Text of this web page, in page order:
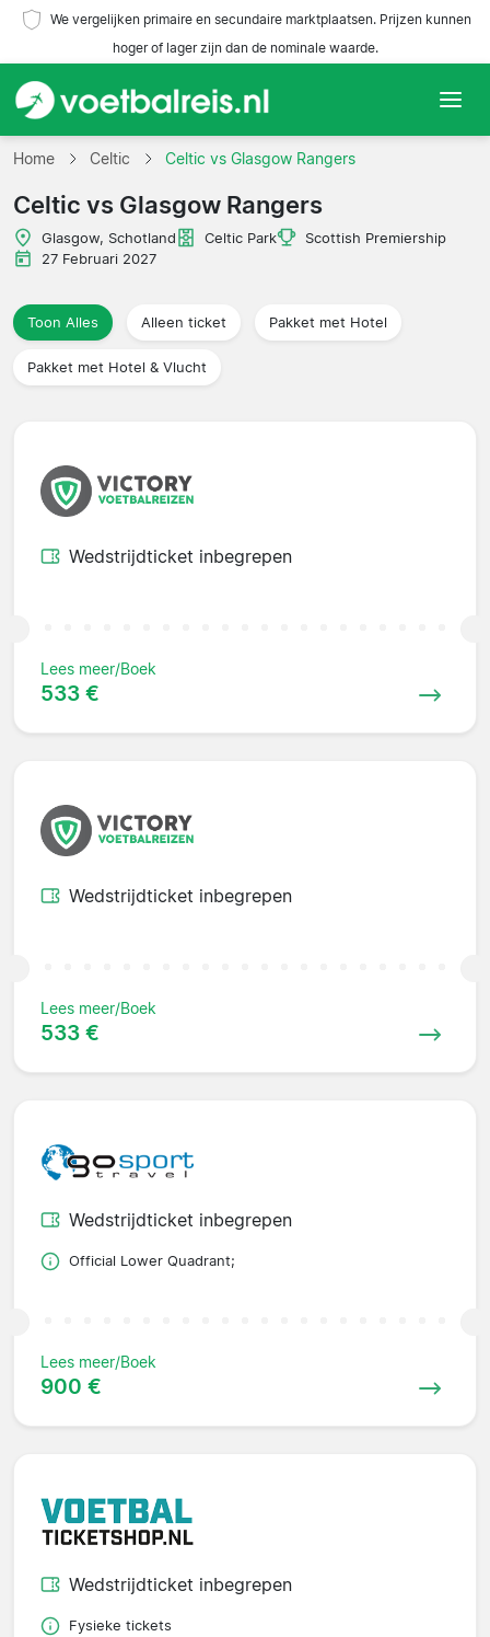
We vergelijken primaire en secundaire marktplaatsen. Prijzen kunnen
hoger of lager zijn dan de nominale waarde.
Home
Teams
Competities
Reisorganisaties
Home Celtic Celtic vs Glasgow Rangers
Celtic vs Glasgow Rangers
Glasgow, Schotland Celtic Park
Scottish Premiership
27 Februari 2027
Toon Alles Alleen ticket Pakket met Hotel
Pakket met Hotel & Vlucht
Wedstrijdticket inbegrepen
Lees meer/Boek
533 €
Wedstrijdticket inbegrepen
Lees meer/Boek
533 €
Wedstrijdticket inbegrepen
Official Lower Quadrant;
Lees meer/Boek
900 €
Wedstrijdticket inbegrepen
Fysieke tickets